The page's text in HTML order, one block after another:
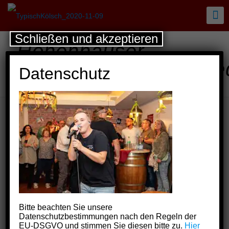
Höhenhauser
Schwarzendahl
Datenschutz
Bitte beachten Sie unsere
Datenschutzbestimmungen nach den Regeln der
EU-DSGVO und stimmen Sie diesen bitte zu. Hier
Schließen und akzeptieren